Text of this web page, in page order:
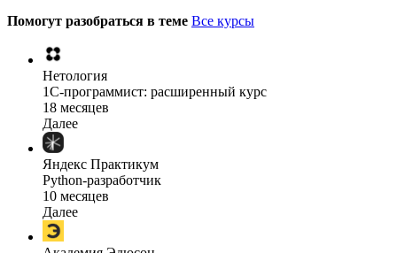
Помогут разобраться в теме Все курсы
Нетология
1C-программист: расширенный курс
18 месяцев
Далее
Яндекс Практикум
Python-разработчик
10 месяцев
Далее